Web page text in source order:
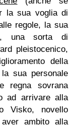
la sua voglia di
regole, la sua
una sorta di
pleistocenico,
della
sua personale
regna sovrana
ad arrivare alla
Visko, novello
ambito alla